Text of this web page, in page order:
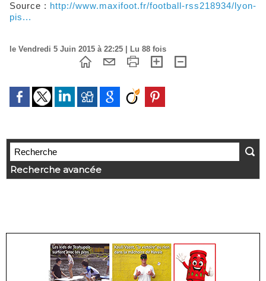
Source : http://www.maxifoot.fr/football-rss218934/lyon-
pis...
le Vendredi 5 Juin 2015 à 22:25 | Lu 88 fois
Recherche avancée